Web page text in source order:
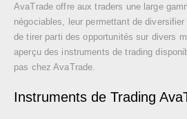
AvaTrade offre aux traders une large
négociables, leur permettant de
de tirer parti des opportunités sur divers
aperçu des instruments de trading
pas chez AvaTrade.
Instruments de Trading